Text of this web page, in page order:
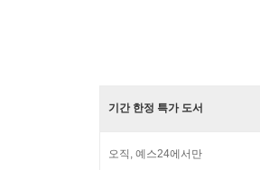
기간 한정 특가 도서
오직, 예스24에서만